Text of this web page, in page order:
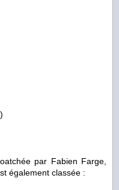
par Fabien Farge,
également classée :